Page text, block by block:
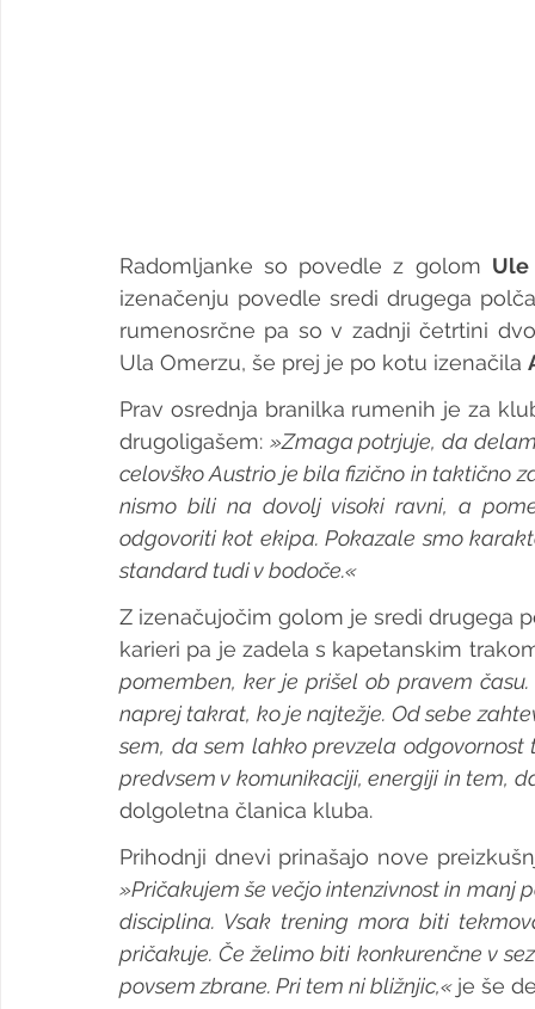
Radomljanke so povedle z golom Ule
izenačenju povedle sredi drugega
rumenosrčne pa so v zadnji četrtini
Ula Omerzu, še prej je po kotu izenačila
Prav osrednja branilka rumenih je za
drugoligašem: »Zmaga potrjuje, da
celovško Austrio je bila fizično in taktično
nismo bili na dovolj visoki ravni, a
odgovoriti kot ekipa. Pokazale smo
standard tudi v bodoče.«
Z izenačujočim golom je sredi drugega
karieri pa je zadela s kapetanskim
pomemben, ker je prišel ob pravem
naprej takrat, ko je najtežje. Od sebe
sem, da sem lahko prevzela
predvsem v komunikaciji, energiji in tem,
dolgoletna članica kluba.
»Pričakujem še večjo intenzivnost in manj
disciplina. Vsak trening mora biti
pričakuje. Če želimo biti konkurenčne v
povsem zbrane. Pri tem ni bližnjic,« je še